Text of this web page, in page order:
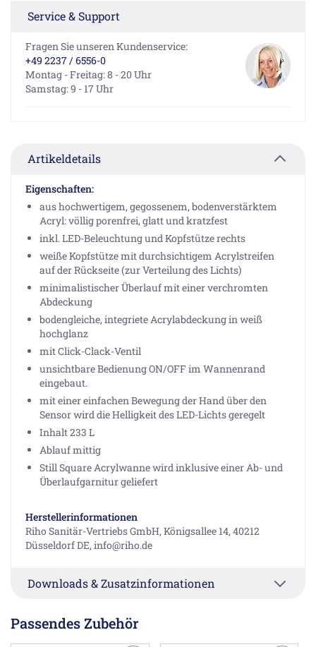
Service & Support
Fragen Sie unseren Kundenservice:
+49 2237 / 6556-0
Montag - Freitag: 8 - 20 Uhr
Samstag: 9 - 17 Uhr
Artikeldetails
Eigenschaften:
aus hochwertigem, gegossenem, bodenverstärktem
Acryl: völlig porenfrei, glatt und kratzfest
inkl. LED-Beleuchtung und Kopfstütze rechts
weiße Kopfstütze mit durchsichtigem Acrylstreifen
auf der Rückseite (zur Verteilung des Lichts)
minimalistischer Überlauf mit einer verchromten
Abdeckung
bodengleiche, integriete Acrylabdeckung in weiß
hochglanz
mit Click-Clack-Ventil
unsichtbare Bedienung ON/OFF im Wannenrand
eingebaut.
mit einer einfachen Bewegung der Hand über den
Sensor wird die Helligkeit des LED-Lichts geregelt
Inhalt 233 L
Ablauf mittig
Still Square Acrylwanne wird inklusive einer Ab- und
Überlaufgarnitur geliefert
Herstellerinformationen
Riho Sanitär-Vertriebs GmbH, Königsallee 14, 40212
Düsseldorf DE, info@riho.de
Downloads & Zusatzinformationen
Passendes Zubehör